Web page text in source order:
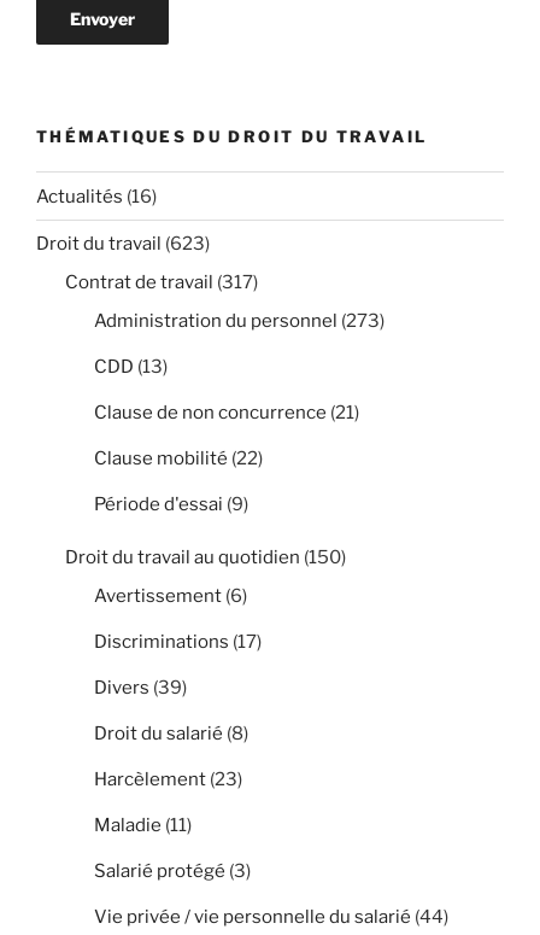
THÉMATIQUES DU DROIT DU TRAVAIL
Actualités (16)
Droit du travail (623)
Contrat de travail (317)
Administration du personnel (273)
CDD (13)
Clause de non concurrence (21)
Clause mobilité (22)
Période d'essai (9)
Droit du travail au quotidien (150)
Avertissement (6)
Discriminations (17)
Divers (39)
Droit du salarié (8)
Harcèlement (23)
Maladie (11)
Salarié protégé (3)
Vie privée / vie personnelle du salarié (44)